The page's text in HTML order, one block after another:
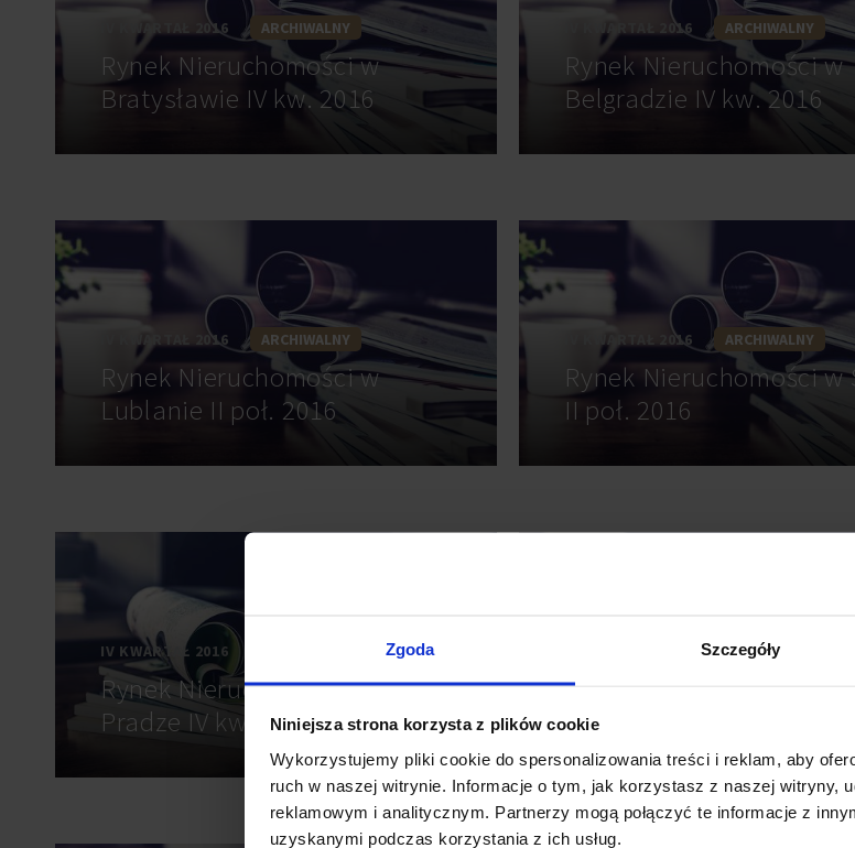
Zgoda Szczegóły
Niniejsza strona korzysta z plików cookie
Wykorzystujemy pliki cookie do spersonalizowania treści i reklam, aby
ruch w naszej witrynie. Informacje o tym, jak korzystasz z naszej witryny,
reklamowym i analitycznym. Partnerzy mogą połączyć te informacje z
uzyskanymi podczas korzystania z ich usług.
IV KWARTAŁ 2016 ARCHIWALNY
Rynek Nieruchomości w
Bratysławie IV kw. 2016
IV KWARTAŁ 2016 ARCHIWALNY
Rynek Nieruchomości w
Belgradzie IV kw. 2016
IV KWARTAŁ 2016 ARCHIWALNY
Rynek Nieruchomości w
Lublanie II poł. 2016
IV KWARTAŁ 2016 ARCHIWALNY
Rynek Nieruchomości w
II poł. 2016
IV KWARTAŁ 2016
Rynek Nieruchomości w
Pradze IV kw. 2016
ARCHIWALNY
Rynek nieruchomości
biurowych w Europie